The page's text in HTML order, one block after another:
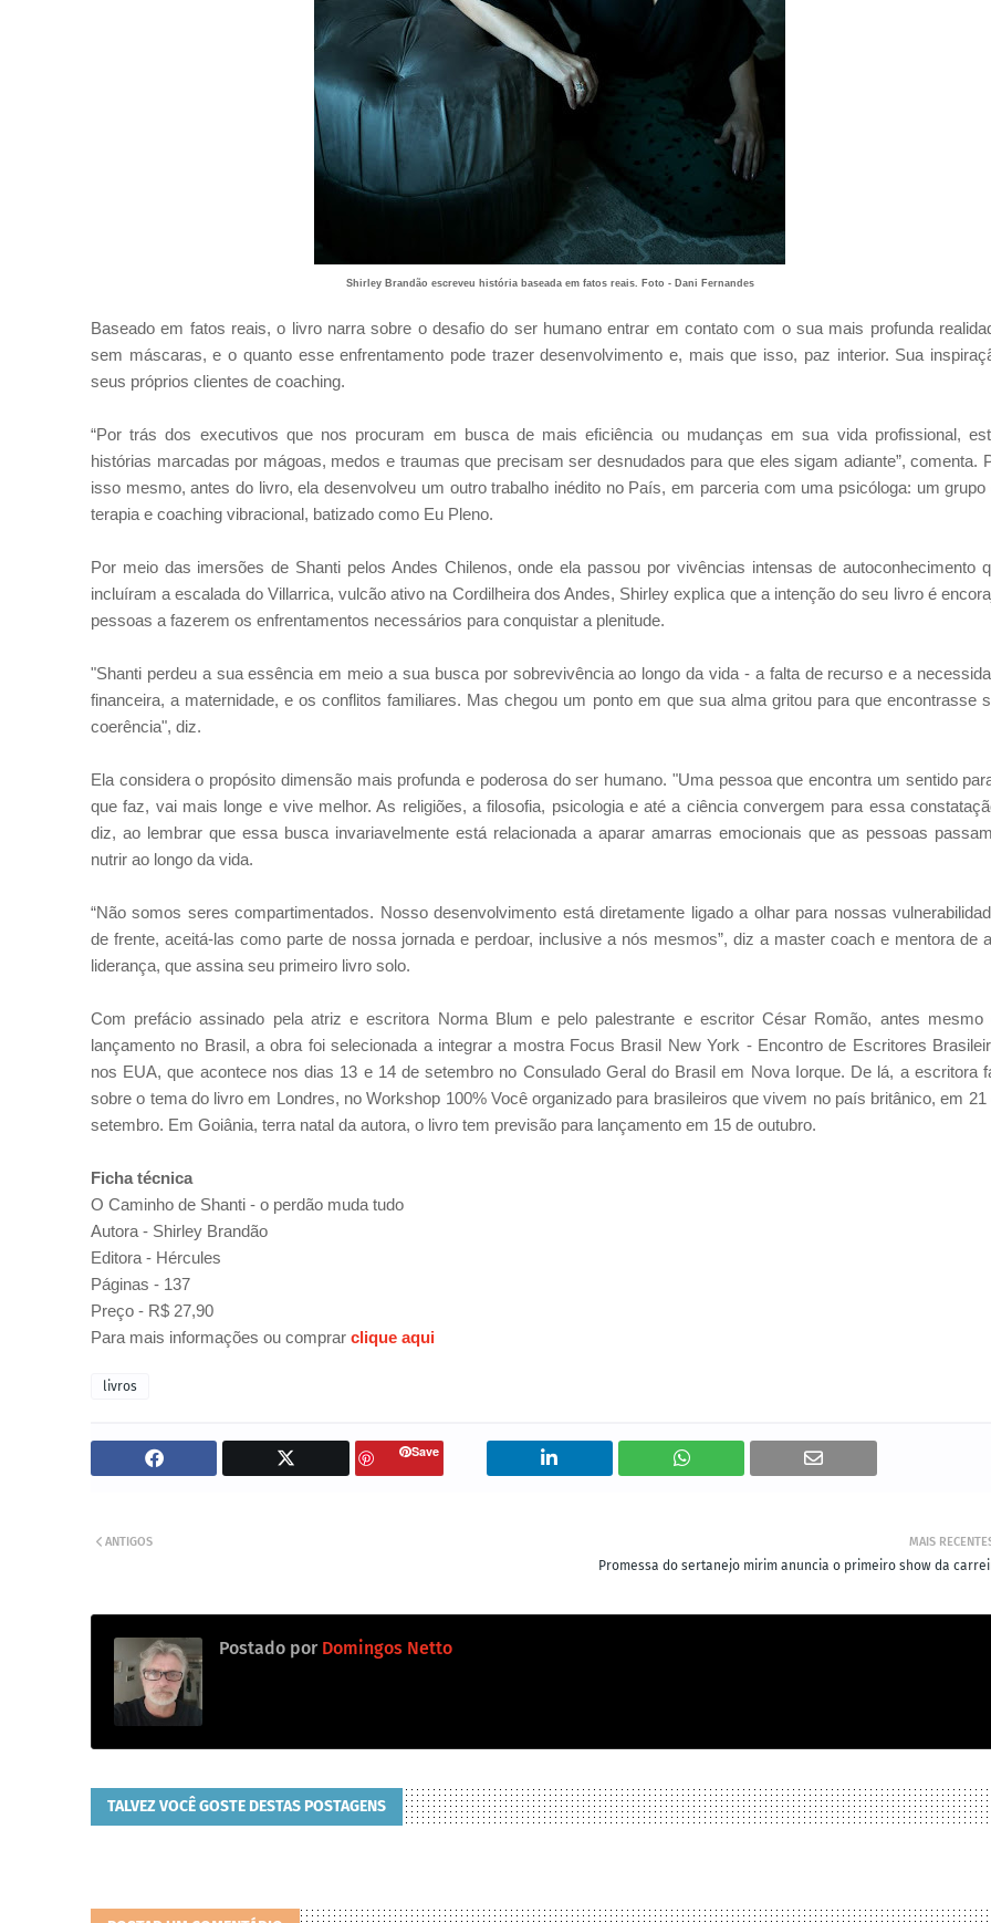
Shirley Brandão escreveu história baseada em fatos reais. Foto - Dani Fernandes
Baseado em fatos reais, o livro narra sobre o desafio do ser humano entrar em contato com o sua mais profunda
sem máscaras, e o quanto esse enfrentamento pode trazer desenvolvimento e, mais que isso, paz interior. Sua
seus próprios clientes de coaching.
“Por trás dos executivos que nos procuram em busca de mais eficiência ou mudanças em sua vida profissional,
histórias marcadas por mágoas, medos e traumas que precisam ser desnudados para que eles sigam adiante”, comenta.
isso mesmo, antes do livro, ela desenvolveu um outro trabalho inédito no País, em parceria com uma psicóloga: um grupo
terapia e coaching vibracional, batizado como Eu Pleno.
Por meio das imersões de Shanti pelos Andes Chilenos, onde ela passou por vivências intensas de autoconhecimento
incluíram a escalada do Villarrica, vulcão ativo na Cordilheira dos Andes, Shirley explica que a intenção do seu livro é
pessoas a fazerem os enfrentamentos necessários para conquistar a plenitude.
"Shanti perdeu a sua essência em meio a sua busca por sobrevivência ao longo da vida - a falta de recurso e a
financeira, a maternidade, e os conflitos familiares. Mas chegou um ponto em que sua alma gritou para que encontrasse
coerência", diz.
Ela considera o propósito dimensão mais profunda e poderosa do ser humano. "Uma pessoa que encontra um sentido
que faz, vai mais longe e vive melhor. As religiões, a filosofia, psicologia e até a ciência convergem para essa
diz, ao lembrar que essa busca invariavelmente está relacionada a aparar amarras emocionais que as pessoas
nutrir ao longo da vida.
“Não somos seres compartimentados. Nosso desenvolvimento está diretamente ligado a olhar para nossas
de frente, aceitá-las como parte de nossa jornada e perdoar, inclusive a nós mesmos”, diz a master coach e mentora de
liderança, que assina seu primeiro livro solo.
Com prefácio assinado pela atriz e escritora Norma Blum e pelo palestrante e escritor César Romão, antes mesmo
lançamento no Brasil, a obra foi selecionada a integrar a mostra Focus Brasil New York - Encontro de Escritores
nos EUA, que acontece nos dias 13 e 14 de setembro no Consulado Geral do Brasil em Nova Iorque. De lá, a escritora
sobre o tema do livro em Londres, no Workshop 100% Você organizado para brasileiros que vivem no país britânico, em 21
setembro. Em Goiânia, terra natal da autora, o livro tem previsão para lançamento em 15 de outubro.
Ficha técnica
O Caminho de Shanti - o perdão muda tudo
Autora - Shirley Brandão
Editora - Hércules
Páginas - 137
Preço - R$ 27,90
Para mais informações ou comprar clique aqui
livros
Save
MAIS
Promessa do sertanejo mirim anuncia o primeiro show da
ANTIGOS
Postado por Domingos Netto
TALVEZ VOCÊ GOSTE DESTAS POSTAGENS